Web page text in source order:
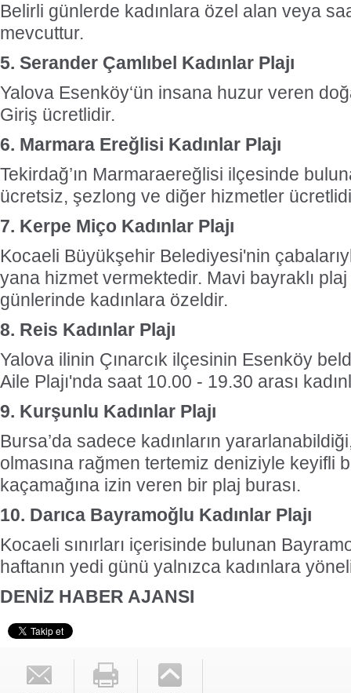
Belirli günlerde kadınlara özel alan veya
mevcuttur.
5. Serander Çamlıbel Kadınlar Plajı
Yalova Esenköy‘ün insana huzur veren
Giriş ücretlidir.
6. Marmara Ereğlisi Kadınlar Plajı
Tekirdağ’ın Marmaraereğlisi ilçesinde
ücretsiz, şezlong ve diğer hizmetler
7. Kerpe Miço Kadınlar Plajı
Kocaeli Büyükşehir Belediyesi'nin
yana hizmet vermektedir. Mavi bayraklı
günlerinde kadınlara özeldir.
8. Reis Kadınlar Plajı
Yalova ilinin Çınarcık ilçesinin Esenköy
Aile Plajı'nda saat 10.00 - 19.30 arası
9. Kurşunlu Kadınlar Plajı
Bursa’da sadece kadınların
olmasına rağmen tertemiz deniziyle keyifli
kaçamağına izin veren bir plaj burası.
10. Darıca Bayramoğlu Kadınlar Plajı
Kocaeli sınırları içerisinde bulunan
haftanın yedi günü yalnızca kadınlara
DENİZ HABER AJANSI